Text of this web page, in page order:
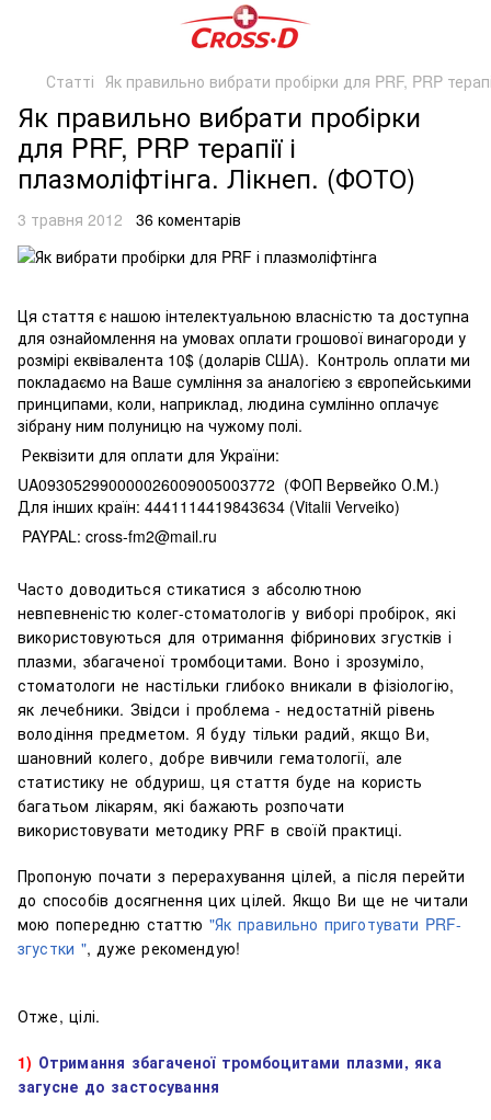
Статті Як правильно вибрати пробірки для PRF, PRP
Як правильно вибрати пробірки
для PRF, PRP терапії і
плазмоліфтінга. Лікнеп. (ФОТО)
3 травня 2012 36 коментарів
Ця стаття є нашою інтелектуальною власністю та доступна
для ознайомлення на умовах оплати грошової винагороди у
розмірі еквівалента 10$ (доларів США). Контроль оплати ми
покладаємо на Ваше сумління за аналогією з європейськими
принципами, коли, наприклад, людина сумлінно оплачує
зібрану ним полуницю на чужому полі.
Реквізити для оплати для України:
UA093052990000026009005003772 (ФОП Вервейко О.М.)
Для інших країн: 4441114419843634 (Vitalii Verveiko)
PAYPAL: cross-fm2@mail.ru
Часто доводиться стикатися з абсолютною
невпевненістю колег-стоматологів у виборі пробірок, які
використовуються для отримання фібринових згустків і
плазми, збагаченої тромбоцитами. Воно і зрозуміло,
стоматологи не настільки глибоко вникали в фізіологію,
як лечебники. Звідси і проблема - недостатній рівень
володіння предметом. Я буду тільки радий, якщо Ви,
шановний колего, добре вивчили гематології, але
статистику не обдуриш, ця стаття буде на користь
багатьом лікарям, які бажають розпочати
використовувати методику PRF в своїй практиці.
Пропоную почати з перерахування цілей, а після перейти
до способів досягнення цих цілей. Якщо Ви ще не читали
мою попередню статтю"Як правильно приготувати PRF-
згустки ", дуже рекомендую!
Отже,цілі.
1) Отримання збагаченої тромбоцитами плазми, яка
загусне до застосування